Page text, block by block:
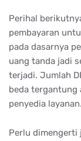
Perihal
pembayaran
pada dasarnya
uang tanda jadi
terjadi. Jumlah
beda tergantung
penyedia layanan.
Perlu dimengerti